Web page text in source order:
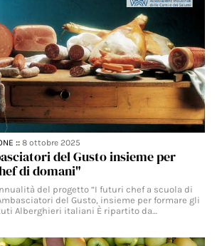
::8 ottobre 2025
del Gusto insieme per
di domani"
del progetto “I futuri chef a scuola di
del Gusto, insieme per formare gli
Alberghieri italiani È ripartito da…